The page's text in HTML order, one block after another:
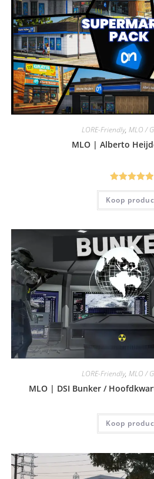
LORE-Friendly, MLO /
MLO | Alberto
Gewaardeerd
5.00uit 5
Koop
LORE-Friendly, MLO /
MLO | DSI Bunker /
Koop